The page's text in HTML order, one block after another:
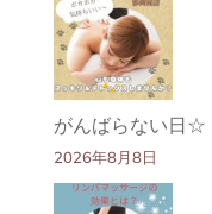
がんばらない日☆
2026年8月8日